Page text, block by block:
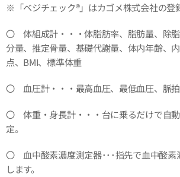
※「ベジチェック®」はカゴメ株式会社の登
〇 体組成計・・・体脂肪率、脂肪量、除
分量、推定骨量、基礎代謝量、体内年齢、
点、BMI、標準体重
〇 血圧計・・・最高血圧、最低血圧、脈
〇 体重・身長計・・・台に乗るだけで自
定。
〇 血中酸素濃度測定器･･･指先で血中酸素
します。